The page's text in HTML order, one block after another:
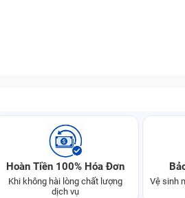
Hoàn Tiền 100% Hóa Đơn
Khi không hài lòng chất lượng
dịch vụ
Vệ sinh